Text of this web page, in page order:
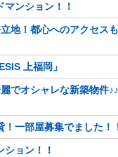
マンション！！
地！都心へのアクセス
上福岡」
でオシャレな新築物件
！一部屋募集でました！
ョン！！